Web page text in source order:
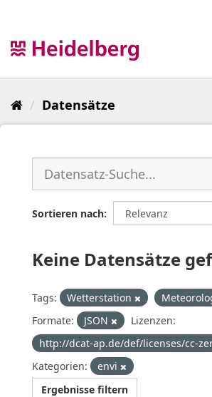
Datensätze
Sortieren nach
Keine Datensätze
Tags: Wetterstation
Formate:
JSON
Lizenzen:
http://dcat-ap.de/def/licenses/cc-
Kategorien:
envi
Ergebnisse filtern